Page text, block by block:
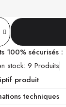
100% sécurisés :
stock 9 Produits
produit
techniques